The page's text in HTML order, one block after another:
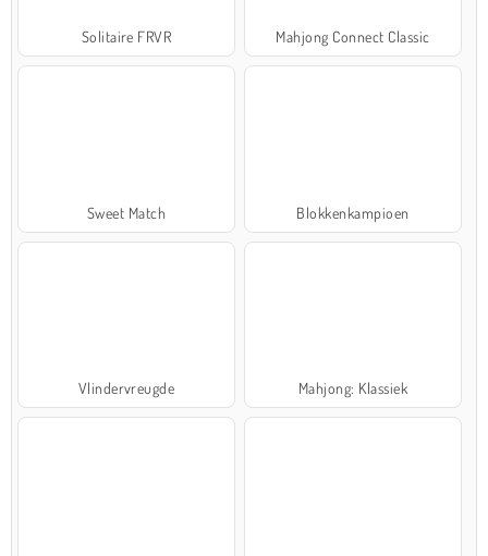
Solitaire FRVR Mahjong Connect Classic
Sweet Match Blokkenkampioen
Vlindervreugde Mahjong: Klassiek